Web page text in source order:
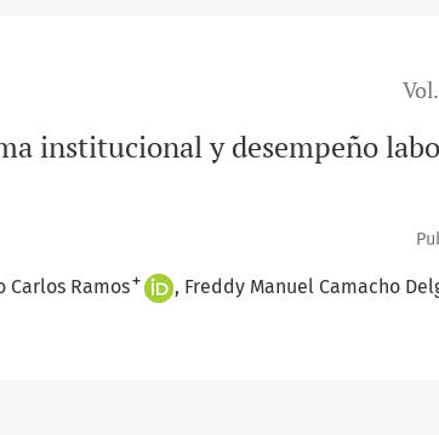
institucional y desempeño
Carlos Ramos+ Freddy Manuel Camacho